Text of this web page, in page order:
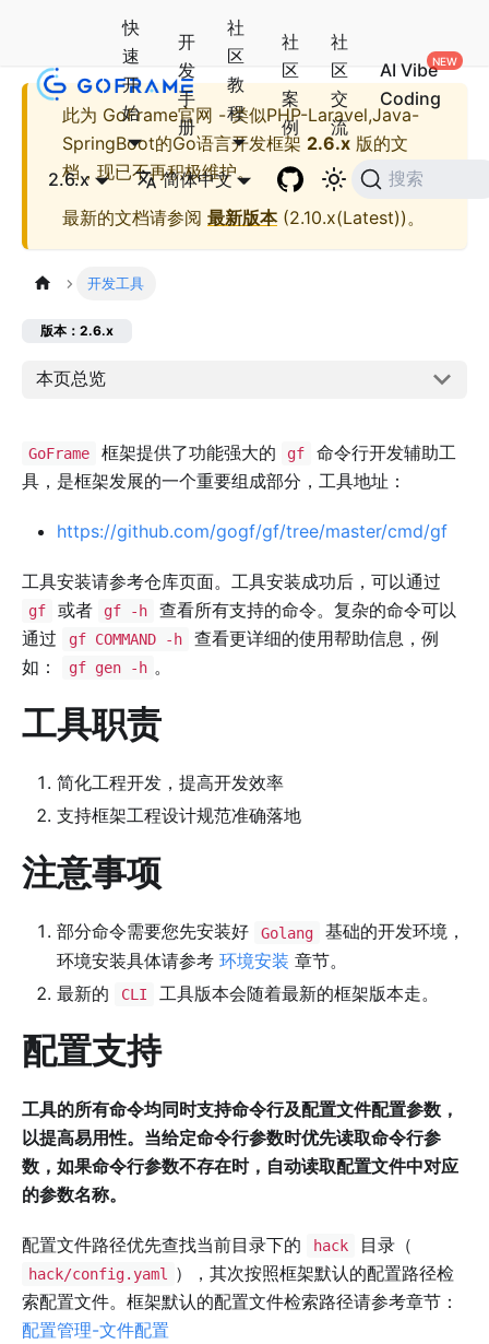
快
速
开
始
开
发
手
册
社
区
教
程
社
区
案
例
社
区
交
流
AI Vibe
Coding
2.6.x 简体中文 搜索
此为 GoFrame官网 - 类似PHP-Laravel,Java-
SpringBoot的Go语言开发框架 2.6.x 版的文
档，现已不再积极维护。
最新的文档请参阅 最新版本(2.10.x(Latest))。
开发工具
版本：2.6.x
本页总览
GoFrame 框架提供了功能强大的 gf
命令行开发辅助工
具，是框架发展的一个重要组成部分，工具地址：
https://github.com/gogf/gf/tree/master/cmd/gf
工具安装请参考仓库页面。工具安装成功后，可以通过
gf 或者 gf -h
查看所有支持的命令。复杂的命令可以
通过
gf COMMAND -h
查看更详细的使用帮助信息，例
如：
gf gen -h 。
工具职责
简化工程开发，提高开发效率
支持框架工程设计规范准确落地
注意事项
部分命令需要您先安装好 Golang
基础的开发环境，
环境安装具体请参考 环境安装 章节。
最新的
CLI 工具版本会随着最新的框架版本走。
配置支持
工具的所有命令均同时支持命令行及配置文件配置参数，
以提高易用性。当给定命令行参数时优先读取命令行参
数，如果命令行参数不存在时，自动读取配置文件中对应
的参数名称。
配置文件路径优先查找当前目录下的 hack 目录（
hack/config.yaml
），其次按照框架默认的配置路径检
索配置文件。框架默认的配置文件检索路径请参考章节：
配置管理-文件配置